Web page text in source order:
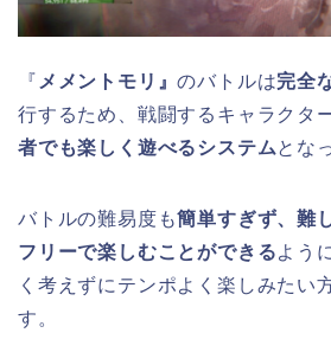
『 メメントモリ』のバトルは完全
行するため、戦闘するキャラクタ
者でも楽しく遊べるシステムとな
バトルの難易度も簡単すぎず、難
フリーで楽しむことができるよう
く考えずにテンポよく楽しみたい
す。